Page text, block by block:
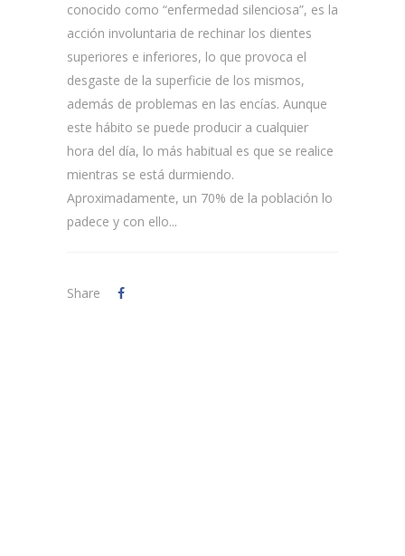
conocido como “enfermedad silenciosa”, es la
acción involuntaria de rechinar los dientes
superiores e inferiores, lo que provoca el
desgaste de la superficie de los mismos,
además de problemas en las encías. Aunque
este hábito se puede producir a cualquier
hora del día, lo más habitual es que se realice
mientras se está durmiendo.
Aproximadamente, un 70% de la población lo
padece y con ello...
Share